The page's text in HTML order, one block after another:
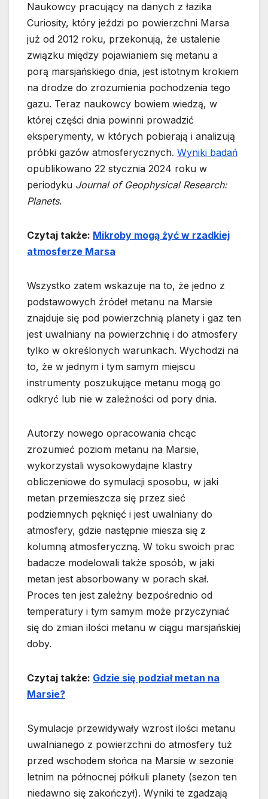
Naukowcy pracujący na danych z łazika
Curiosity, który jeździ po powierzchni Marsa
już od 2012 roku, przekonują, że ustalenie
związku między pojawianiem się metanu a
porą marsjańskiego dnia, jest istotnym krokiem
na drodze do zrozumienia pochodzenia tego
gazu. Teraz naukowcy bowiem wiedzą, w
której części dnia powinni prowadzić
eksperymenty, w których pobierają i analizują
próbki gazów atmosferycznych. Wyniki badań
opublikowano 22 stycznia 2024 roku w
periodyku Journal of Geophysical Research:
Planets.
Czytaj także: Mikroby mogą żyć w rzadkiej
atmosferze Marsa
Wszystko zatem wskazuje na to, że jedno z
podstawowych źródeł metanu na Marsie
znajduje się pod powierzchnią planety i gaz ten
jest uwalniany na powierzchnię i do atmosfery
tylko w określonych warunkach. Wychodzi na
to, że w jednym i tym samym miejscu
instrumenty poszukujące metanu mogą go
odkryć lub nie w zależności od pory dnia.
Autorzy nowego opracowania chcąc
zrozumieć poziom metanu na Marsie,
wykorzystali wysokowydajne klastry
obliczeniowe do symulacji sposobu, w jaki
metan przemieszcza się przez sieć
podziemnych pęknięć i jest uwalniany do
atmosfery, gdzie następnie miesza się z
kolumną atmosferyczną. W toku swoich prac
badacze modelowali także sposób, w jaki
metan jest absorbowany w porach skał.
Proces ten jest zależny bezpośrednio od
temperatury i tym samym może przyczyniać
się do zmian ilości metanu w ciągu marsjańskiej
doby.
Czytaj także: Gdzie się podział metan na
Marsie?
Symulacje przewidywały wzrost ilości metanu
uwalnianego z powierzchni do atmosfery tuż
przed wschodem słońca na Marsie w sezonie
letnim na północnej półkuli planety (sezon ten
niedawno się zakończył). Wyniki te zgadzają